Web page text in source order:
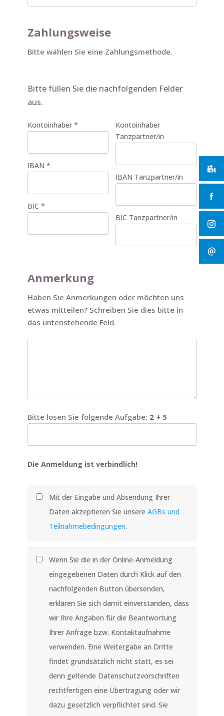
Zahlungsweise
Bitte wählen Sie eine Zahlungsmethode.
Bitte füllen Sie die nachfolgenden Felder
aus.
Kontoinhaber *
IBAN *
BIC *
Kontoinhaber
Tanzpartner/in
IBAN Tanzpartner/in
BIC Tanzpartner/in
Anmerkung
Haben Sie Anmerkungen oder möchten uns
etwas mitteilen? Schreiben Sie dies bitte in
das untenstehende Feld.
Bitte lösen Sie folgende Aufgabe: 2 + 5
Die Anmeldung ist verbindlich!
Mit der Eingabe und Absendung Ihrer
Daten akzeptieren Sie unsere AGBs und
Teilnahmebedingungen.
Wenn Sie die in der Online-Anmeldung
eingegebenen Daten durch Klick auf den
nachfolgenden Button übersenden,
erklären Sie sich damit einverstanden, dass
wir Ihre Angaben für die Beantwortung
Ihrer Anfrage bzw. Kontaktaufnahme
verwenden. Eine Weitergabe an Dritte
findet grundsätzlich nicht statt, es sei
denn geltende Datenschutzvorschriften
rechtfertigen eine Übertragung oder wir
dazu gesetzlich verpflichtet sind. Sie